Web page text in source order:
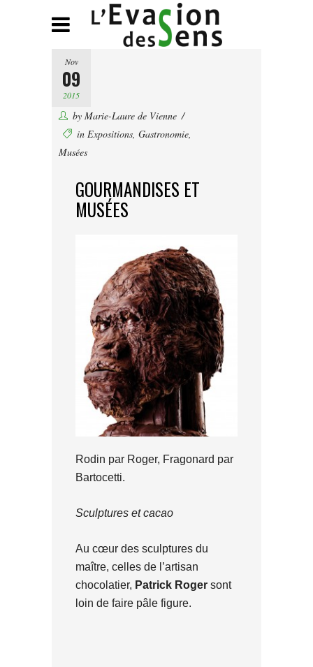
Nov
09
2015
by Marie-Laure de Vienne
in Expositions, Gastronomie,
Musées
GOURMANDISES ET
MUSÉES
Rodin par Roger, Fragonard par
Bartocetti.
Sculptures et cacao
Au cœur des sculptures du
maître, celles de l’artisan
chocolatier, Patrick Roger sont
loin de faire pâle figure.